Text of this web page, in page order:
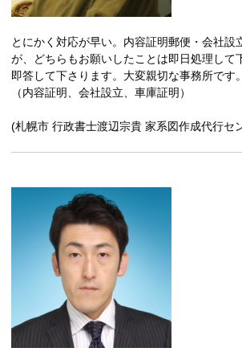
とにかく対応が早い。内容証明郵便・会社設
が、どちらもお願いしたことは即日処理して
即答して下さります。大変親切な事務所です。
（内容証明、会社設立、車庫証明）
(札幌市 行政書士渡辺宗貴 家系図作成代行セ